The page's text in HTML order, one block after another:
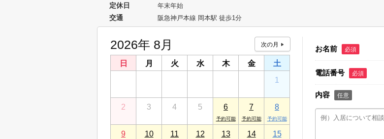
定休日 年末年始
交通 阪急神戸本線 岡本駅 徒歩1分
2026年 8月
日 月 火 水 木 金
土
1
2 3 4 5 6 7 8
9 10 11 12 13 14 15
お名前 必須
電話番号 必須
内容 任意